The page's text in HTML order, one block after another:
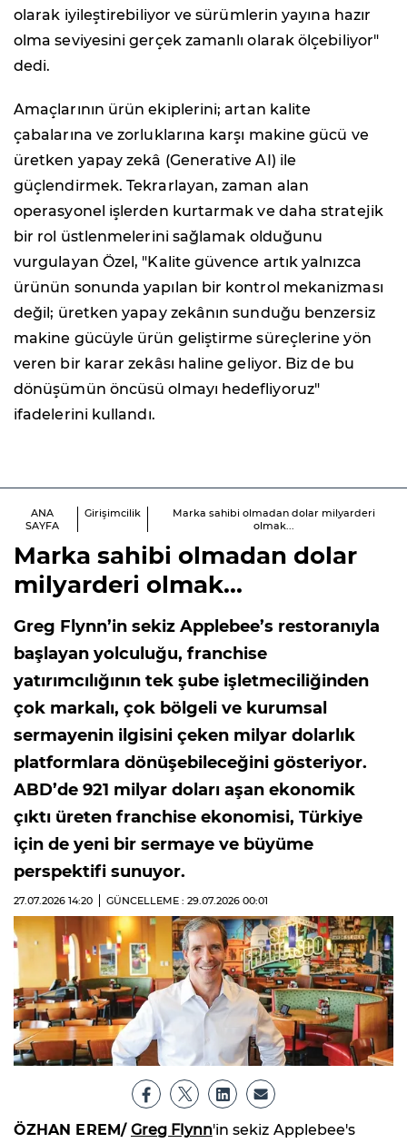
olarak iyileştirebiliyor ve sürümlerin yayına hazır
olma seviyesini gerçek zamanlı olarak ölçebiliyor"
dedi.
Amaçlarının ürün ekiplerini; artan kalite
çabalarına ve zorluklarına karşı makine gücü ve
üretken yapay zekâ (Generative AI) ile
güçlendirmek. Tekrarlayan, zaman alan
operasyonel işlerden kurtarmak ve daha stratejik
bir rol üstlenmelerini sağlamak olduğunu
vurgulayan Özel, "Kalite güvence artık yalnızca
ürünün sonunda yapılan bir kontrol mekanizması
değil; üretken yapay zekânın sunduğu benzersiz
makine gücüyle ürün geliştirme süreçlerine yön
veren bir karar zekâsı haline geliyor. Biz de bu
dönüşümün öncüsü olmayı hedefliyoruz"
ifadelerini kullandı.
ANA
SAYFA
Girişimcilik
Marka sahibi olmadan dolar milyarderi
olmak...
Marka sahibi olmadan dolar
milyarderi olmak...
Greg Flynn’in sekiz Applebee’s restoranıyla
başlayan yolculuğu, franchise
yatırımcılığının tek şube işletmeciliğinden
çok markalı, çok bölgeli ve kurumsal
sermayenin ilgisini çeken milyar dolarlık
platformlara dönüşebileceğini gösteriyor.
ABD’de 921 milyar doları aşan ekonomik
çıktı üreten franchise ekonomisi, Türkiye
için de yeni bir sermaye ve büyüme
perspektifi sunuyor.
27.07.2026 14:20 GÜNCELLEME : 29.07.2026 00:01
ÖZHAN EREM/ Greg Flynn'in sekiz Applebee's